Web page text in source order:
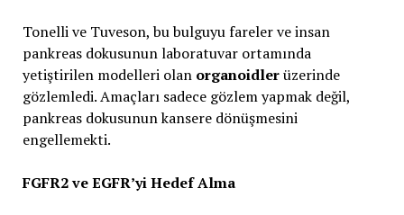
Tonelli ve Tuveson, bu bulguyu fareler ve insan
pankreas dokusunun laboratuvar ortamında
yetiştirilen modelleri olan organoidlerüzerinde
gözlemledi. Amaçları sadece gözlem yapmak değil,
pankreas dokusunun kansere dönüşmesini
engellemekti.
FGFR2 ve EGFR’yi Hedef Alma